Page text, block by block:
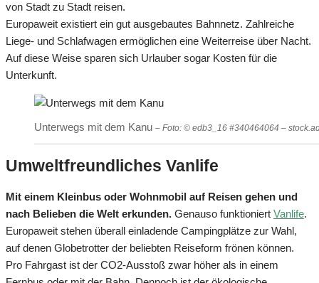
von Stadt zu Stadt reisen.
Europaweit existiert ein gut ausgebautes Bahnnetz. Zahlreiche
Liege- und Schlafwagen ermöglichen eine Weiterreise über Nacht.
Auf diese Weise sparen sich Urlauber sogar Kosten für die
Unterkunft.
Unterwegs mit dem Kanu – Foto: © edb3_16 #340464064 –
Umweltfreundliches Vanlife
Mit einem Kleinbus oder Wohnmobil auf Reisen gehen und
nach Belieben die Welt erkunden. Genauso funktioniert Vanlife.
Europaweit stehen überall einladende Campingplätze zur Wahl,
auf denen Globetrotter der beliebten Reiseform frönen können.
Pro Fahrgast ist der CO2-Ausstoß zwar höher als in einem